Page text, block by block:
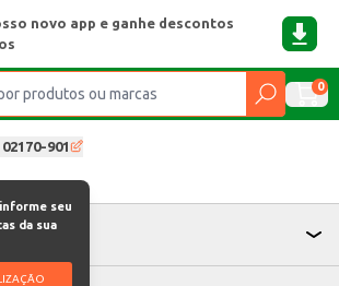
novo app e ganhe descontos
0
02170-901
seu
da sua